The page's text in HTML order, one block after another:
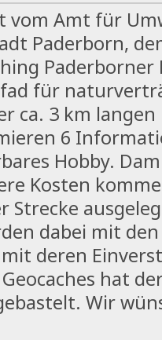
vom Amt für
Paderborn,
für
ca. 3 km
6
Hobby.
Kosten
Strecke
dabei mit
deren
hat
Wir